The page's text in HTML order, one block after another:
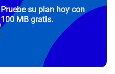
Pruebe su plan hoy con
100 MB gratis.